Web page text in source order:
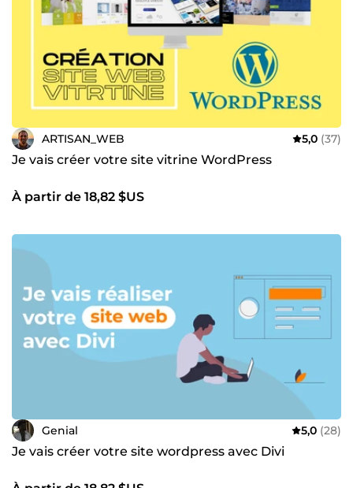
ARTISAN_WEB 5,0 (37)
Je vais créer votre site vitrine WordPress
À partir de 18,82 $US
Genial 5,0 (28)
Je vais créer votre site wordpress avec Divi